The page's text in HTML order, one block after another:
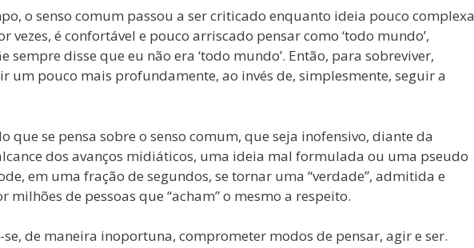
o senso comum passou a ser criticado enquanto ideia pouco complexa
vezes, é confortável e pouco arriscado pensar como ‘todo mundo’,
sempre disse que eu não era ‘todo mundo’. Então, para sobreviver,
um pouco mais profundamente, ao invés de, simplesmente, seguir a
que se pensa sobre o senso comum, que seja inofensivo, diante da
dos avanços midiáticos, uma ideia mal formulada ou uma pseudo
em uma fração de segundos, se tornar uma “verdade”, admitida e
milhões de pessoas que “acham” o mesmo a respeito.
se, de maneira inoportuna, comprometer modos de pensar, agir e ser.